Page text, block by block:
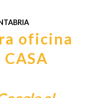
oficina